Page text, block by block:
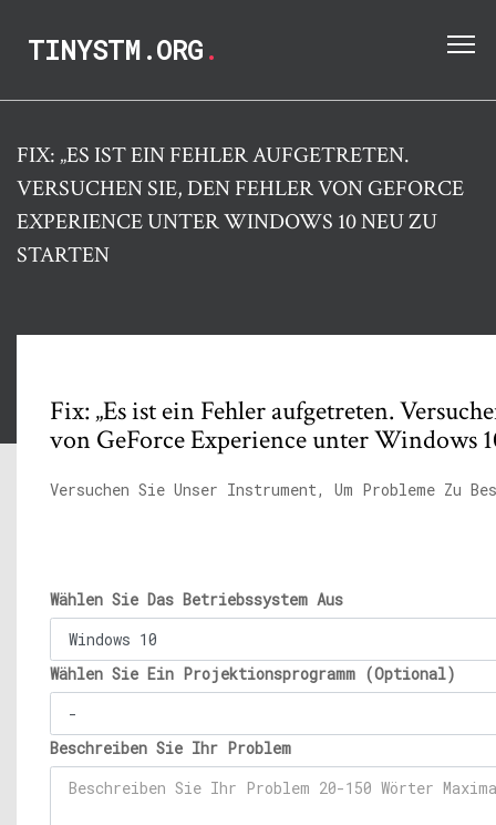
TINYSTM.ORG.
FIX: „ES IST EIN FEHLER AUFGETRETEN.
VERSUCHEN SIE, DEN FEHLER VON GEFORCE
EXPERIENCE UNTER WINDOWS 10 NEU ZU
STARTEN
Fix: „Es ist ein Fehler aufgetreten.
von GeForce Experience unter Windows
Versuchen Sie Unser Instrument, Um Probleme Zu
Wählen Sie Das Betriebssystem Aus
Wählen Sie Ein Projektionsprogramm (Optional)
Beschreiben Sie Ihr Problem